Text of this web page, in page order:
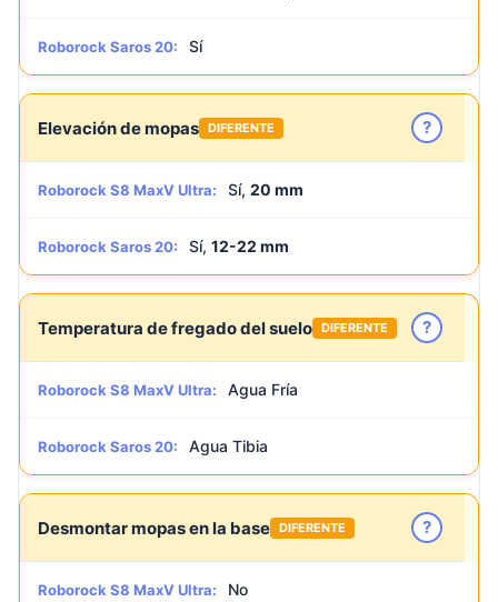
Roborock Saros 20: Sí
Elevación de mopas DIFERENTE ?
Roborock S8 MaxV Ultra: Sí, 20 mm
Roborock Saros 20: Sí, 12-22 mm
Temperatura de fregado del suelo DIFERENTE ?
Roborock S8 MaxV Ultra: Agua Fría
Roborock Saros 20: Agua Tibia
Desmontar mopas en la base DIFERENTE ?
Roborock S8 MaxV Ultra: No